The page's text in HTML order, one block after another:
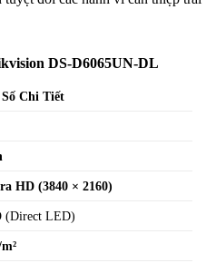
DS-D6065UN-DL
Chi Tiết
HD (3840 × 2160)
(Direct LED)